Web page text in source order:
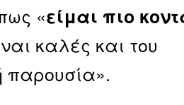
«είμαι πιο
καλές και του
παρουσία».